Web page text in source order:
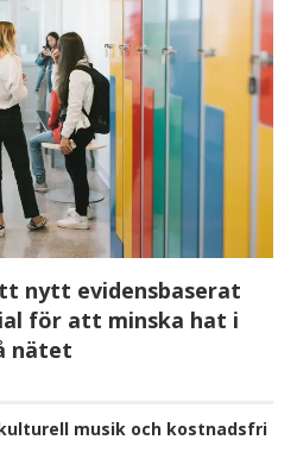
nytt evidensbaserat
för att minska hat i
nätet
musik och kostnadsfri